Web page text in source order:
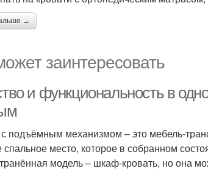
→
заинтересовать
и функциональность в
с подъёмным механизмом – это мебель-
место, которое в собранном
модель – шкаф-кровать, но она